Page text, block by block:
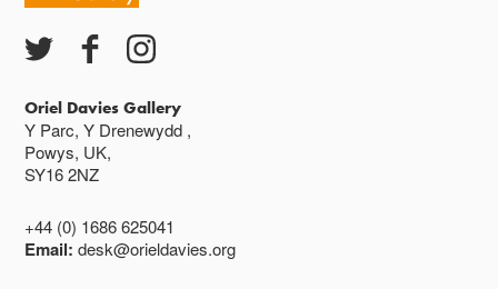
Oriel Davies Gallery
Y Parc, Y Drenewydd ,
Powys, UK,
SY16 2NZ
+44 (0) 1686 625041
Email:desk@orieldavies.org